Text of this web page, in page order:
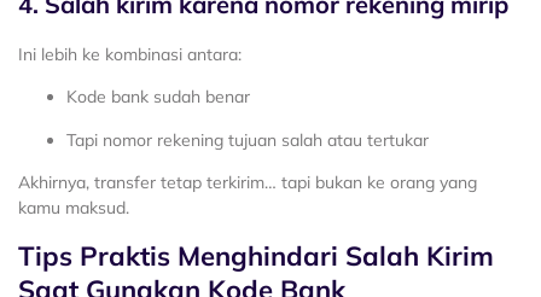
Ini lebih ke kombinasi antara:
Kode bank sudah benar
Tapi nomor rekening tujuan salah atau tertukar
Akhirnya, transfer tetap terkirim… tapi bukan ke orang yang
kamu maksud.
Tips Praktis Menghindari Salah Kirim
Saat Gunakan Kode Bank